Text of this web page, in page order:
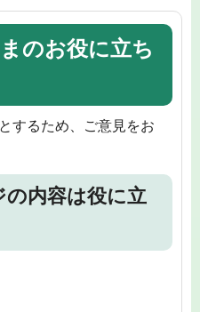
のお役に立ち
するため、ご意見をお
内容は役に立